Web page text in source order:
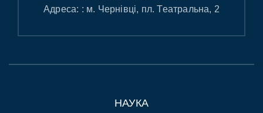
Адреса: : м. Чернівці, пл. Театральна, 2
НАУКА